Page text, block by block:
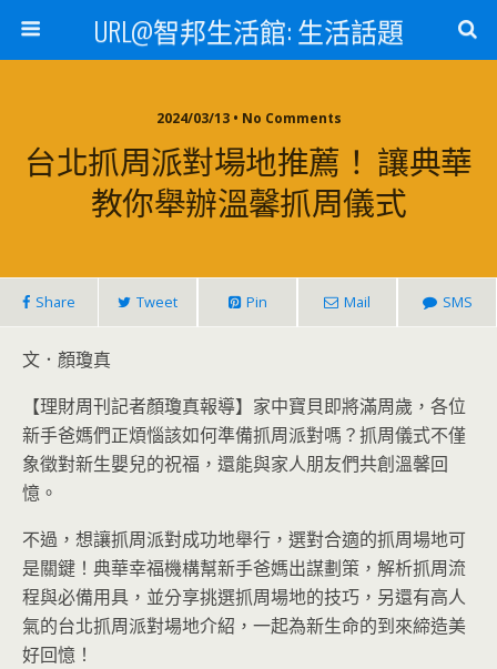
URL@智邦生活館: 生活話題
2024/03/13 • No Comments
台北抓周派對場地推薦！ 讓典華
教你舉辦溫馨抓周儀式
Share Tweet Pin Mail SMS
文．顏瓊真
【理財周刊記者顏瓊真報導】家中寶貝即將滿周歲，各位
新手爸媽們正煩惱該如何準備抓周派對嗎？抓周儀式不僅
象徵對新生嬰兒的祝福，還能與家人朋友們共創溫馨回
憶。
不過，想讓抓周派對成功地舉行，選對合適的抓周場地可
是關鍵！典華幸福機構幫新手爸媽出謀劃策，解析抓周流
程與必備用具，並分享挑選抓周場地的技巧，另還有高人
氣的台北抓周派對場地介紹，一起為新生命的到來締造美
好回憶！